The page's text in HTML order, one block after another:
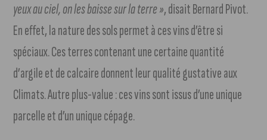
yeux au ciel, on les baisse sur la terre », disait Bernard Pivot.
En effet, la nature des sols permet à ces vins d’être si
spéciaux. Ces terres contenant une certaine quantité
d’argile et de calcaire donnent leur qualité gustative aux
Climats. Autre plus-value : ces vins sont issus d’une unique
parcelle et d’un unique cépage.